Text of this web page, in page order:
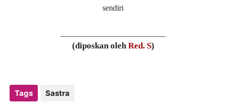
sendiri
(diposkan oleh Red. S)
Tags Sastra